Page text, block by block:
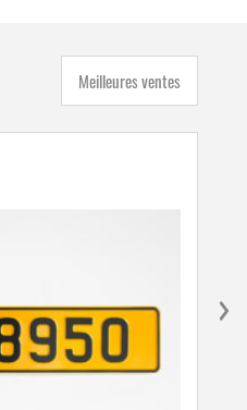
Meilleures ventes